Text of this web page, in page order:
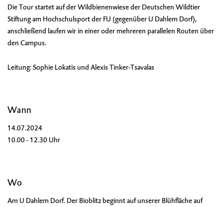
Die Tour startet auf der Wildbienenwiese der Deutschen Wildtier
Stiftung am Hochschulsport der FU (gegenüber U Dahlem Dorf),
anschließend laufen wir in einer oder mehreren parallelen Routen über
den Campus.
Leitung: Sophie Lokatis und Alexis Tinker-Tsavalas
Wann
14.07.2024
10.00 - 12.30 Uhr
Wo
Am U Dahlem Dorf. Der Bioblitz beginnt auf unserer Blühfläche auf